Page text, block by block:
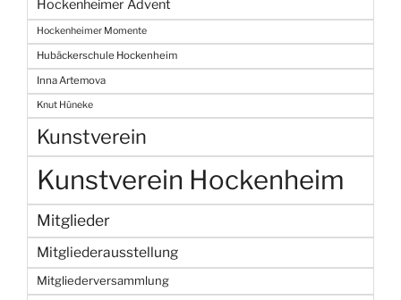
Hockenheimer Advent
Hockenheimer Momente
Hubäckerschule Hockenheim
Inna Artemova
Knut Hüneke
Kunstverein
Kunstverein Hockenheim
Mitglieder
Mitgliederausstellung
Mitgliederversammlung